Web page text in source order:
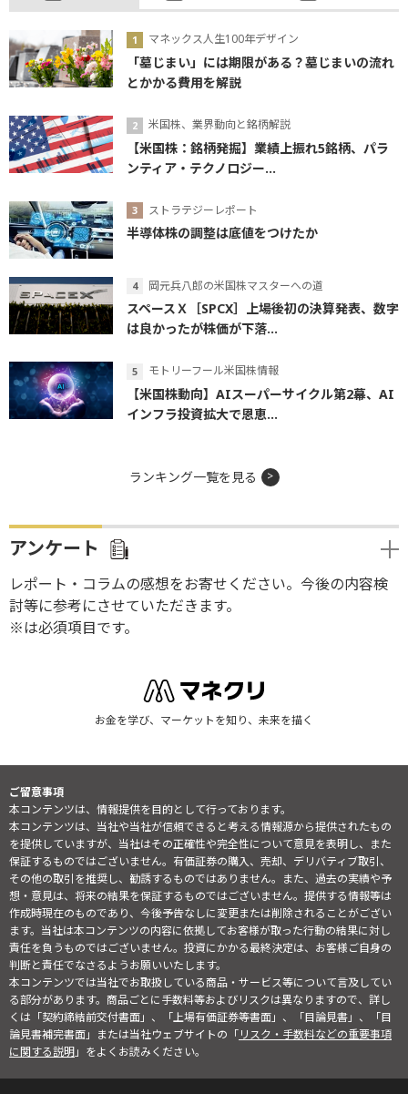
マネックス人生100年デザイン
「墓じまい」には期限がある？墓じまいの流れ
とかかる費用を解説
米国株、業界動向と銘柄解説
【米国株：銘柄発掘】業績上振れ5銘柄、パラ
ンティア・テクノロジー...
ストラテジーレポート
半導体株の調整は底値をつけたか
岡元兵八郎の米国株マスターへの道
スペースＸ［SPCX］上場後初の決算発表、数字
は良かったが株価が下落...
モトリーフール米国株情報
【米国株動向】AIスーパーサイクル第2幕、AI
インフラ投資拡大で恩恵...
ランキング一覧を見る
アンケート
レポート・コラムの感想をお寄せください。今後の内容検
討等に参考にさせていただきます。
※は必須項目です。
お金を学び、マーケットを知り、未来を描く
ご留意事項
本コンテンツは、情報提供を目的として行っております。
本コンテンツは、当社や当社が信頼できると考える情報源から提供されたもの
を提供していますが、当社はその正確性や完全性について意見を表明し、また
保証するものではございません。有価証券の購入、売却、デリバティブ取引、
その他の取引を推奨し、勧誘するものではありません。また、過去の実績や予
想・意見は、将来の結果を保証するものではございません。提供する情報等は
作成時現在のものであり、今後予告なしに変更または削除されることがござい
ます。当社は本コンテンツの内容に依拠してお客様が取った行動の結果に対し
責任を負うものではございません。投資にかかる最終決定は、お客様ご自身の
判断と責任でなさるようお願いいたします。
本コンテンツでは当社でお取扱している商品・サービス等について言及してい
る部分があります。商品ごとに手数料等およびリスクは異なりますので、詳し
くは「契約締結前交付書面」、「上場有価証券等書面」、「目論見書」、「目
論見書補完書面」または当社ウェブサイトの「リスク・手数料などの重要事項
に関する説明」をよくお読みください。